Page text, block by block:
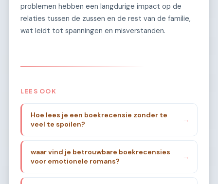
problemen hebben een langdurige impact op de
relaties tussen de zussen en de rest van de familie,
wat leidt tot spanningen en misverstanden.
LEES OOK
Hoe lees je een boekrecensie zonder te
veel te spoilen?
→
waar vind je betrouwbare boekrecensies
voor emotionele romans?
→